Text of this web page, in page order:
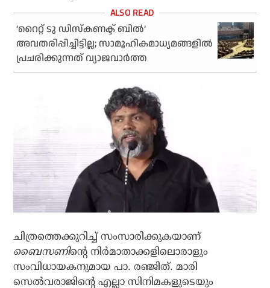
‘റൈറ്റ് ടു ഡിസ്‌കണക്ട് ബില്‍’
അവതരിപ്പിച്ചിട്ടില്ല; സാമൂഹികമാധ്യമങ്ങളില്‍
പ്രചരിക്കുന്നത് വ്യാജവാര്‍ത്ത
ചിത്രത്തെക്കുറിച്ച് സംസാരിക്കുകയാണ്
ബൈസണിന്റെ നിര്‍മാതാക്കളിലൊരാളും
സംവിധായകനുമായ പാ. രഞ്ജിത്. മാരി
സെല്‍വരാജിന്റെ എല്ലാ സിനിമകളുടെയും